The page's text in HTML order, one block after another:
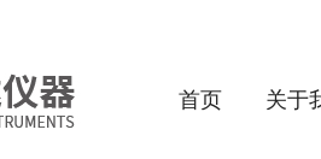
首页 关于